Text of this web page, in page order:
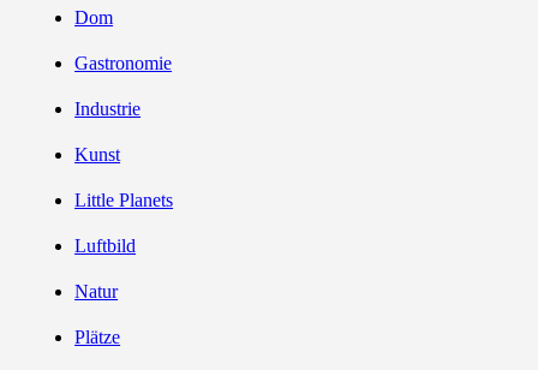
Dom
Gastronomie
Industrie
Kunst
Little Planets
Luftbild
Natur
Plätze